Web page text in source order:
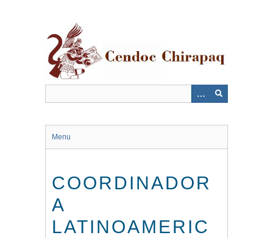
Menu
COORDINADOR
A
LATINOAMERIC